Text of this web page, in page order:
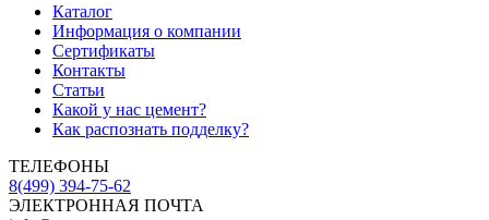
Каталог
Информация о компании
Сертификаты
Контакты
Статьи
Какой у нас цемент?
Как распознать подделку?
ТЕЛЕФОНЫ
8(499) 394-75-62
ЭЛЕКТРОННАЯ ПОЧТА